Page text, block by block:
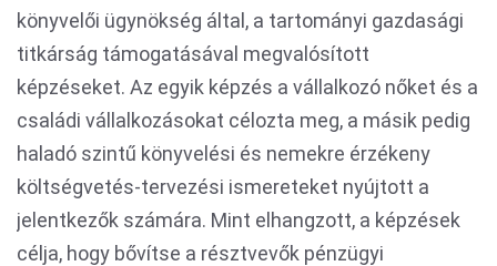
könyvelői ügynökség által, a tartományi gazdasági
titkárság támogatásával megvalósított
képzéseket. Az egyik képzés a vállalkozó nőket és a
családi vállalkozásokat célozta meg, a másik pedig
haladó szintű könyvelési és nemekre érzékeny
költségvetés-tervezési ismereteket nyújtott a
jelentkezők számára. Mint elhangzott, a képzések
célja, hogy bővítse a résztvevők pénzügyi